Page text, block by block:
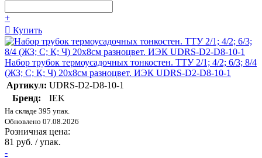
+
Купить
Набор трубок термоусадочных тонкостен. ТТУ 2/1; 4/2; 6/3; 8/4
(ЖЗ; С; К; Ч) 20х8см разноцвет. ИЭК UDRS-D2-D8-10-1
Артикул: UDRS-D2-D8-10-1
Бренд:
IEK
На складе 395 упак.
Обновлено 07.08.2026
Розничная цена:
81 руб. / упак.
-